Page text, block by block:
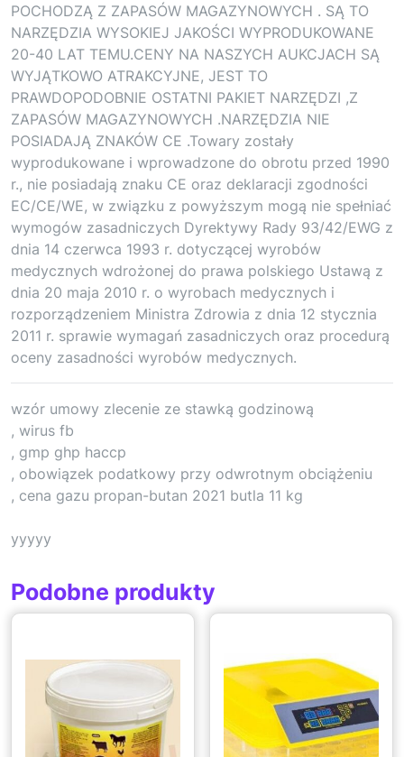
POCHODZĄ Z ZAPASÓW MAGAZYNOWYCH . SĄ TO
NARZĘDZIA WYSOKIEJ JAKOŚCI WYPRODUKOWANE
20-40 LAT TEMU.CENY NA NASZYCH AUKCJACH SĄ
WYJĄTKOWO ATRAKCYJNE, JEST TO
PRAWDOPODOBNIE OSTATNI PAKIET NARZĘDZI ,Z
ZAPASÓW MAGAZYNOWYCH .NARZĘDZIA NIE
POSIADAJĄ ZNAKÓW CE .Towary zostały
wyprodukowane i wprowadzone do obrotu przed 1990
r., nie posiadają znaku CE oraz deklaracji zgodności
EC/CE/WE, w związku z powyższym mogą nie spełniać
wymogów zasadniczych Dyrektywy Rady 93/42/EWG z
dnia 14 czerwca 1993 r. dotyczącej wyrobów
medycznych wdrożonej do prawa polskiego Ustawą z
dnia 20 maja 2010 r. o wyrobach medycznych i
rozporządzeniem Ministra Zdrowia z dnia 12 stycznia
2011 r. sprawie wymagań zasadniczych oraz procedurą
oceny zasadności wyrobów medycznych.
wzór umowy zlecenie ze stawką godzinową
, wirus fb
, gmp ghp haccp
, obowiązek podatkowy przy odwrotnym obciążeniu
, cena gazu propan-butan 2021 butla 11 kg
yyyyy
Podobne produkty